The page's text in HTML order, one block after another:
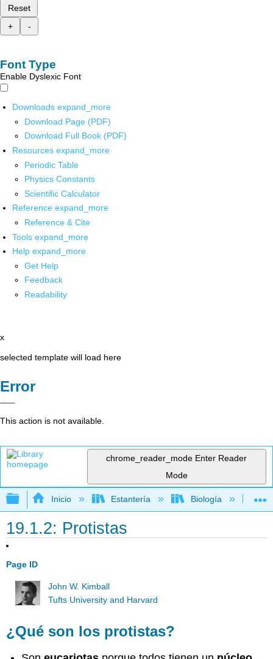
Reset
+
-
Font Type
Enable Dyslexic Font
Downloads expand_more
Download Page (PDF)
Download Full Book (PDF)
Resources expand_more
Periodic Table
Physics Constants
Scientific Calculator
Reference expand_more
Reference & Cite
Tools expand_more
Help expand_more
Get Help
Feedback
Readability
x
selected template will load here
Error
This action is not available.
chrome_reader_mode Enter Reader
Mode
Expandir/contraer jerarquía global
Inicio Estantería Biología
19.1.2: Protistas
Page ID
John W. Kimball
Tufts University and Harvard
¿Qué son los protistas?